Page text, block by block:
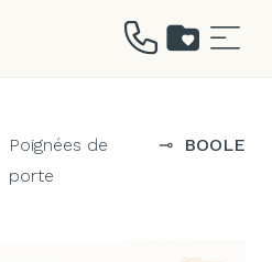
Poignées de
porte
⊸ BOOLE